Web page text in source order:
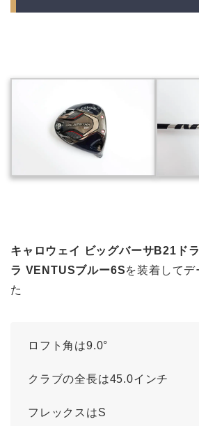
キャロウェイ ビッグバーサB21ド
ラ VENTUSブルー6Sを装着して
た
ロフト角は9.0°
クラブの全長は45.0インチ
フレックスはS